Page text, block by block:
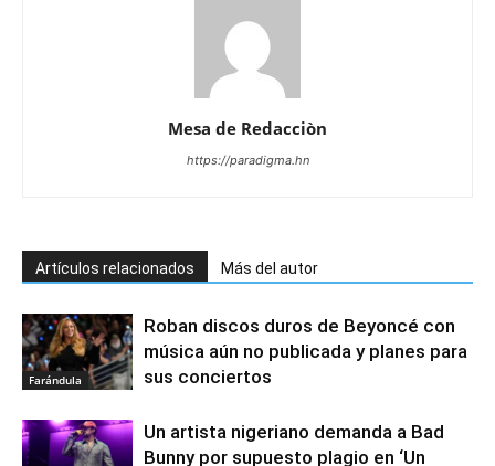
Mesa de Redacciòn
https://paradigma.hn
Artículos relacionados Más del autor
Farándula
Roban discos duros de Beyoncé con
música aún no publicada y planes para
sus conciertos
Un artista nigeriano demanda a Bad
Bunny por supuesto plagio en ‘Un